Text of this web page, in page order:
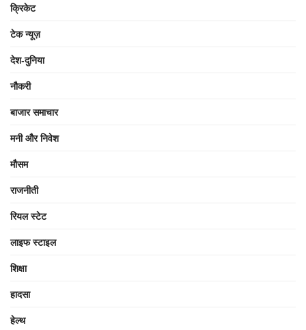
क्रिकेट
टेक न्यूज़
देश-दुनिया
नौकरी
बाजार समाचार
मनी और निवेश
मौसम
राजनीती
रियल स्टेट
लाइफ स्टाइल
शिक्षा
हादसा
हेल्थ